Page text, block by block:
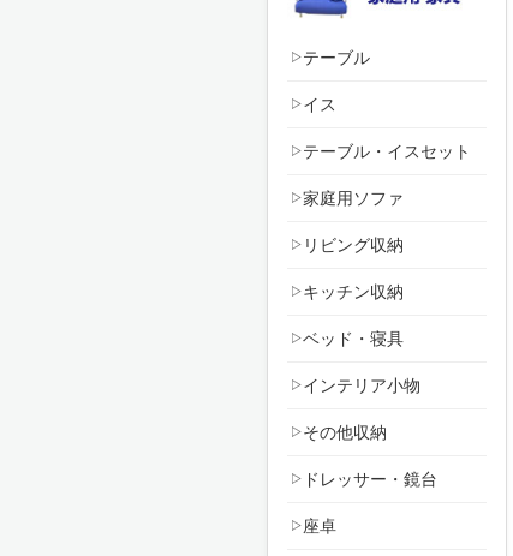
テーブル
イス
テーブル・イスセット
家庭用ソファ
リビング収納
キッチン収納
ベッド・寝具
インテリア小物
その他収納
ドレッサー・鏡台
座卓